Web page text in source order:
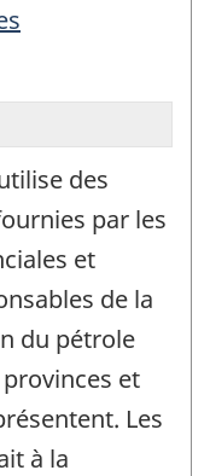
des
par les
et
de la
du pétrole
et
Les
à la